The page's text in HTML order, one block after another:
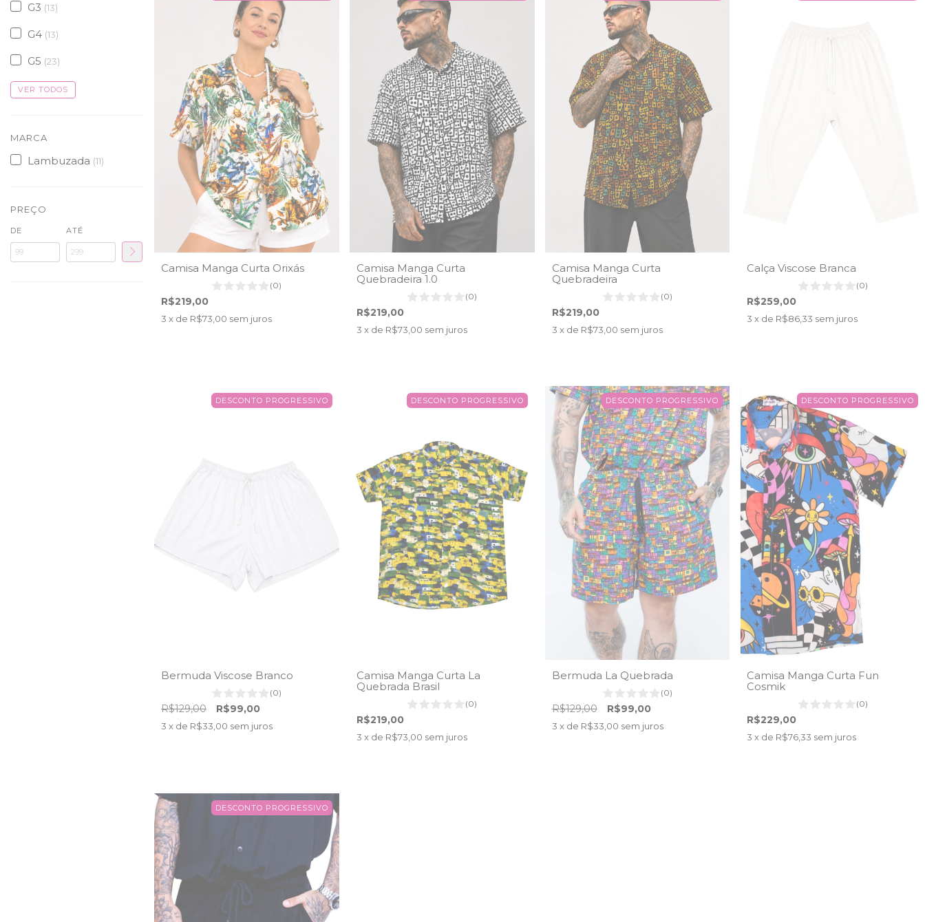
G3 (13)
G4 (13)
G5 (23)
VER TODOS
MARCA
Lambuzada (11)
PREÇO
DE ATÉ
Camisa Manga Curta Orixás
(0)
R$219,00
3 x de R$73,00 sem juros
Camisa Manga Curta
Quebradeira 1.0
(0)
R$219,00
3 x de R$73,00 sem juros
Camisa Manga Curta
Quebradeira
(0)
R$219,00
3 x de R$73,00 sem juros
Calça Viscose Branca
(0)
R$259,00
3 x de R$86,33 sem juros
DESCONTO PROGRESSIVO
Bermuda Viscose Branco
(0)
R$129,00 R$99,00
3 x de R$33,00 sem juros
DESCONTO PROGRESSIVO
Camisa Manga Curta La
Quebrada Brasil
(0)
R$219,00
3 x de R$73,00 sem juros
DESCONTO PROGRESSIVO
Bermuda La Quebrada
(0)
R$129,00 R$99,00
3 x de R$33,00 sem juros
DESCONTO PROGRESSIVO
Camisa Manga Curta Fun
Cosmik
(0)
R$229,00
3 x de R$76,33 sem juros
DESCONTO PROGRESSIVO